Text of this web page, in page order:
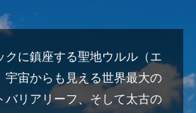
クに鎮座する聖地ウルル（エ
宇宙からも見える世界最大の
バリアリーフ、そして太古の